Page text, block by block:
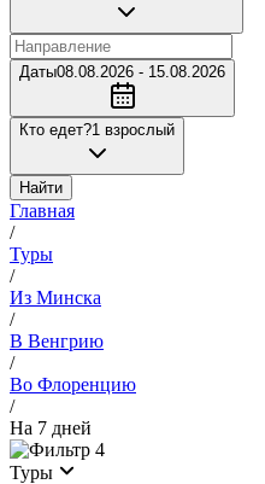
Даты08.08.2026 - 15.08.2026
Кто едет?1 взрослый
Найти
Главная
/
Туры
/
Из Минска
/
В Венгрию
/
Во Флоренцию
/
На 7 дней
4
Туры